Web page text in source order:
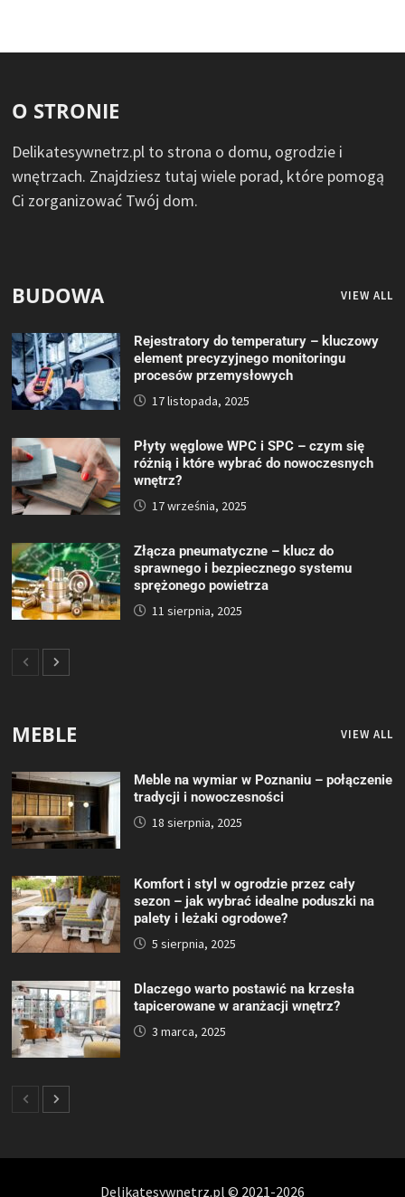
O STRONIE
Delikatesywnetrz.pl to strona o domu, ogrodzie i
wnętrzach. Znajdziesz tutaj wiele porad, które pomogą
Ci zorganizować Twój dom.
BUDOWA VIEW ALL
Rejestratory do temperatury – kluczowy
element precyzyjnego monitoringu
procesów przemysłowych
17 listopada, 2025
Płyty węglowe WPC i SPC – czym się
różnią i które wybrać do nowoczesnych
wnętrz?
17 września, 2025
Złącza pneumatyczne – klucz do
sprawnego i bezpiecznego systemu
sprężonego powietrza
11 sierpnia, 2025
MEBLE VIEW ALL
Meble na wymiar w Poznaniu – połączenie
tradycji i nowoczesności
18 sierpnia, 2025
Komfort i styl w ogrodzie przez cały
sezon – jak wybrać idealne poduszki na
palety i leżaki ogrodowe?
5 sierpnia, 2025
Dlaczego warto postawić na krzesła
tapicerowane w aranżacji wnętrz?
3 marca, 2025
Delikatesywnetrz.pl © 2021-2026